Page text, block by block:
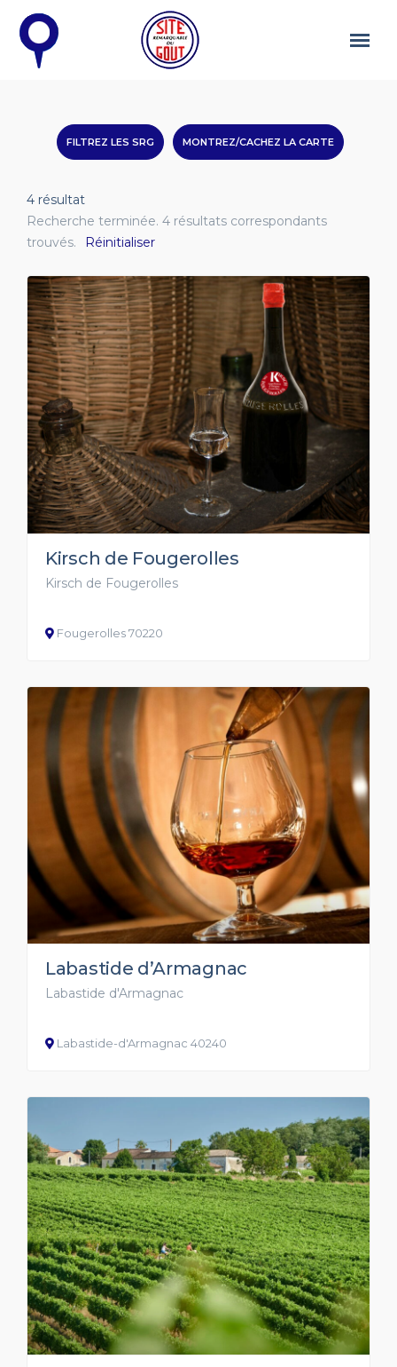
FILTREZ LES SRG MONTREZ/CACHEZ LA CARTE
4 résultat
Recherche terminée. 4 résultats correspondants
trouvés.
Réinitialiser
Kirsch de Fougerolles
Kirsch de Fougerolles
Fougerolles 70220
Labastide d’Armagnac
Labastide d'Armagnac
Labastide-d'Armagnac 40240